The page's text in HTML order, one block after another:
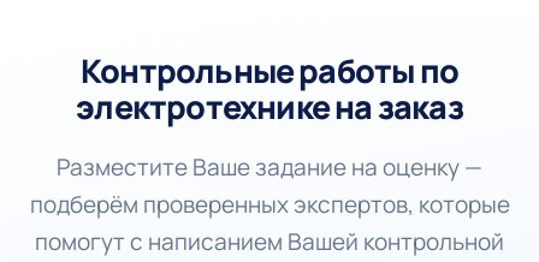
Контрольные работы по
электротехнике на заказ
Разместите Ваше задание на оценку —
подберём проверенных экспертов, которые
помогут с написанием Вашей контрольной